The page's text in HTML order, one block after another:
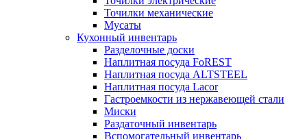
Точилки механические
Мусаты
Кухонный инвентарь
Разделочные доски
Наплитная посуда FoREST
Наплитная посуда ALTSTEEL
Наплитная посуда Lacor
Гастроемкости из нержавеющей стали
Миски
Раздаточный инвентарь
Вспомогательный инвентарь